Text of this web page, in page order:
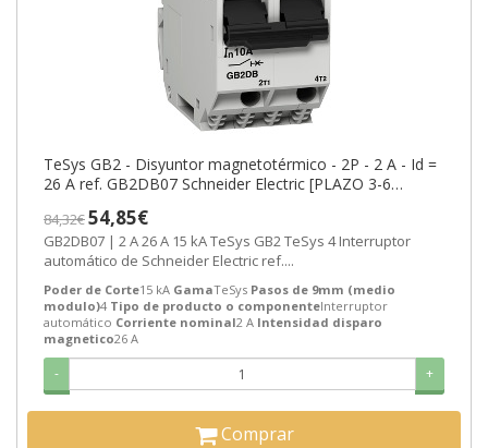
TeSys GB2 - Disyuntor magnetotérmico - 2P - 2 A - Id =
26 A ref. GB2DB07 Schneider Electric [PLAZO 3-6
84,32€54,85€
GB2DB07 | 2 A 26 A 15 kA TeSys GB2 TeSys 4 Interruptor
automático de Schneider Electric ref....
Poder de Corte15 kA GamaTeSys Pasos de 9mm (medio
modulo)4 Tipo de producto o componenteInterruptor
automático Corriente nominal2 A Intensidad disparo
magnetico26 A
- +
Comprar